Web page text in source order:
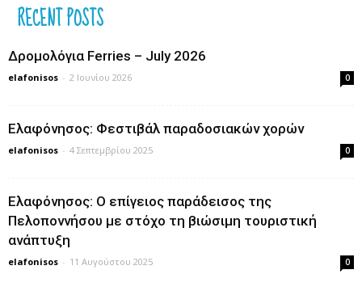
RECENT POSTS
Δρομολόγια Ferries – July 2026
elafonisos - 2 Ιουνίου 2026 0
Ελαφόνησος: Φεστιβάλ παραδοσιακών χορών
elafonisos - 4 Σεπτεμβρίου 2025 0
Ελαφόνησος: Ο επίγειος παράδεισος της
Πελοποννήσου με στόχο τη βιώσιμη τουριστική
ανάπτυξη
elafonisos - 11 Αυγούστου 2025 0